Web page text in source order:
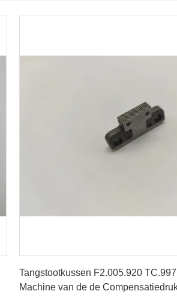
Tangstootkussen F2.005.920
Machine van de de